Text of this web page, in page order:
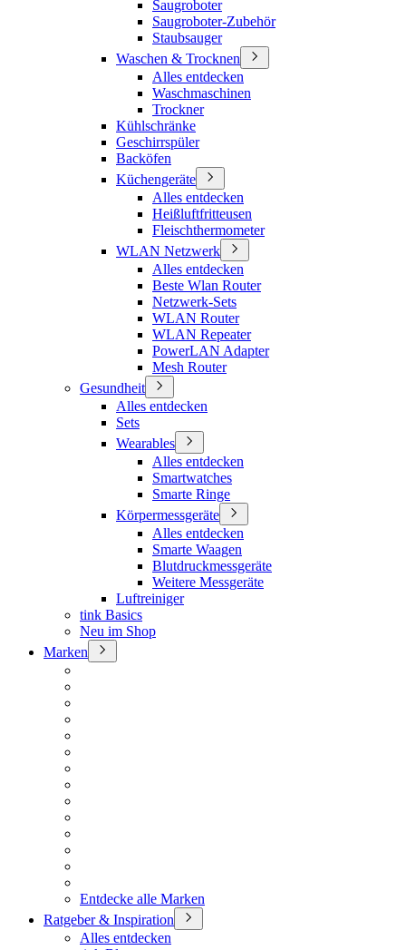
Saugroboter
Saugroboter-Zubehör
Staubsauger
Waschen & Trocknen
Alles entdecken
Waschmaschinen
Trockner
Kühlschränke
Geschirrspüler
Backöfen
Küchengeräte
Alles entdecken
Heißluftfritteusen
Fleischthermometer
WLAN Netzwerk
Alles entdecken
Beste Wlan Router
Netzwerk-Sets
WLAN Router
WLAN Repeater
PowerLAN Adapter
Mesh Router
Gesundheit
Alles entdecken
Sets
Wearables
Alles entdecken
Smartwatches
Smarte Ringe
Körpermessgeräte
Alles entdecken
Smarte Waagen
Blutdruckmessgeräte
Weitere Messgeräte
Luftreiniger
tink Basics
Neu im Shop
Marken
Entdecke alle Marken
Ratgeber & Inspiration
Alles entdecken